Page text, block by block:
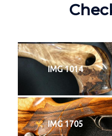
IMG 1014
IMG 1705